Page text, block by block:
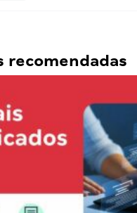
recomendadas